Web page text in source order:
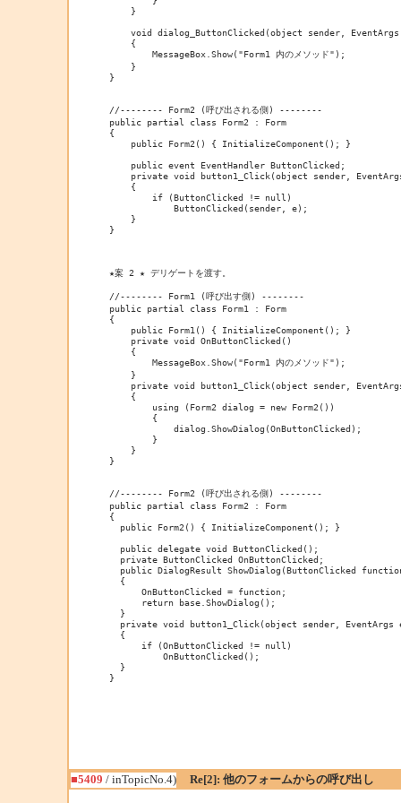
    }
void dialog_ButtonClicked(object sender, EventArgs
    {
        MessageBox.Show("Form1 内のメソッド");
    }
}
//-------- Form2 (呼び出される側) --------
public partial class Form2 : Form
{
    public Form2() { InitializeComponent(); }
    public event EventHandler ButtonClicked;
private void button1_Click(object sender,
    {
        if (ButtonClicked != null)
            ButtonClicked(sender, e);
    }
}
★案 2 ★ デリゲートを渡す。
//-------- Form1 (呼び出す側) --------
public partial class Form1 : Form
{
    public Form1() { InitializeComponent(); }
    private void OnButtonClicked()
    {
        MessageBox.Show("Form1 内のメソッド");
    }
private void button1_Click(object sender,
    {
        using (Form2 dialog = new Form2())
        {
            dialog.ShowDialog(OnButtonClicked);
        }
    }
}
//-------- Form2 (呼び出される側) --------
public partial class Form2 : Form
{
  public Form2() { InitializeComponent(); }
  public delegate void ButtonClicked();
  private ButtonClicked OnButtonClicked;
public DialogResult ShowDialog(ButtonClicked
  {
      OnButtonClicked = function;
      return base.ShowDialog();
  }
private void button1_Click(object sender, EventArgs
  {
      if (OnButtonClicked != null)
          OnButtonClicked();
  }
}
■5409 / inTopicNo.4)
Re[2]: 他のフォームからの呼び出し